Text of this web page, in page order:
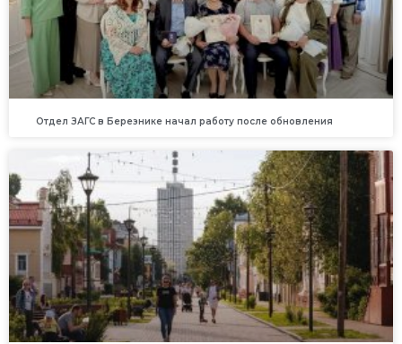
Отдел ЗАГС в Березнике начал работу после обновления